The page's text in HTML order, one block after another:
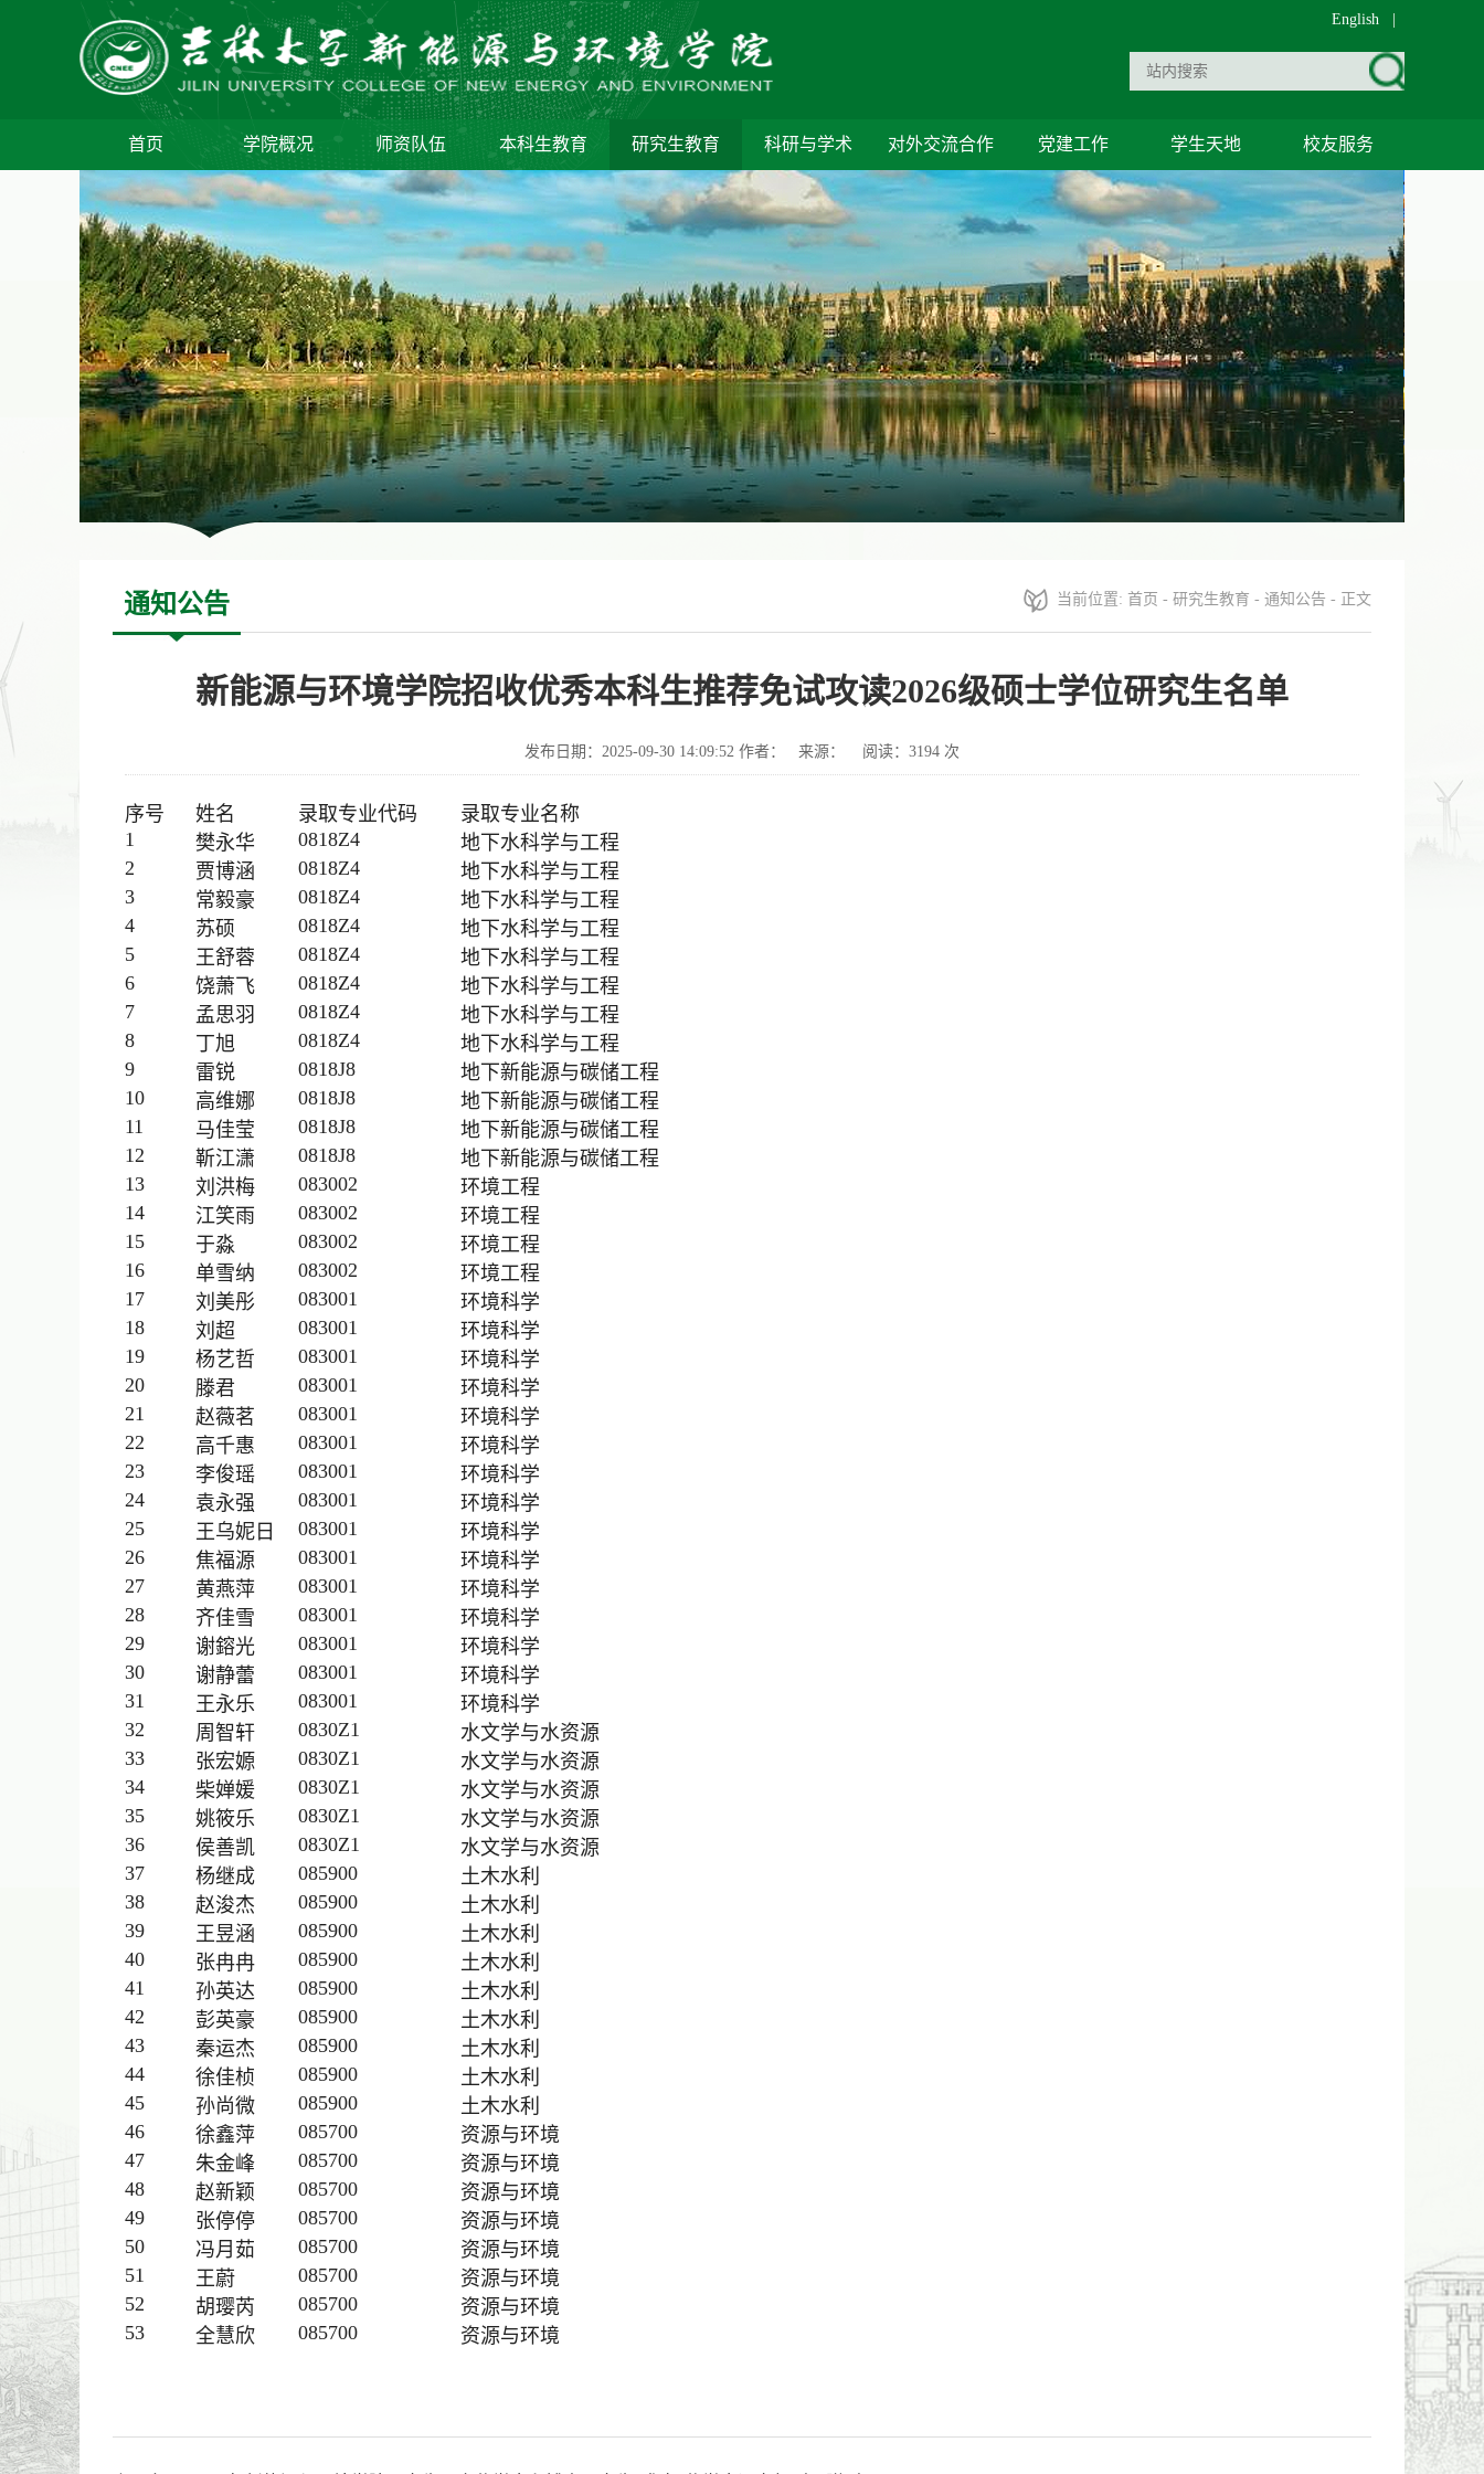
English
首页 学院概况 师资队伍 本科生教育 研究生教育 科研与学术 对外交流合作 党建工作 学生天地 校友服务
通知公告 当前位置: 首页 - 研究生教育 - 通知公告 - 正文
新能源与环境学院招收优秀本科生推荐免试攻读2026级硕士学位研究生名单
发布日期：2025-09-30 14:09:52 作者： 来源： 阅读： 3194 次
序号 姓名 录取专业代码
录取专业名称
1
樊永华 0818Z4
地下水科学与工程
2
贾博涵 0818Z4
地下水科学与工程
3
常毅豪 0818Z4
地下水科学与工程
4
苏硕 0818Z4
地下水科学与工程
5
王舒蓉 0818Z4
地下水科学与工程
6
饶萧飞 0818Z4
地下水科学与工程
7
孟思羽 0818Z4
地下水科学与工程
8
丁旭 0818Z4
地下水科学与工程
9
雷锐 0818J8
地下新能源与碳储工程
10
高维娜 0818J8
地下新能源与碳储工程
11
马佳莹 0818J8
地下新能源与碳储工程
12
靳江潇 0818J8
地下新能源与碳储工程
13
刘洪梅 083002
环境工程
14
江笑雨 083002
环境工程
15
于淼 083002
环境工程
16
单雪纳 083002
环境工程
17
刘美彤 083001
环境科学
18
刘超 083001
环境科学
19
杨艺哲 083001
环境科学
20
滕君 083001
环境科学
21
赵薇茗 083001
环境科学
22
高千惠 083001
环境科学
23
李俊瑶 083001
环境科学
24
袁永强 083001
环境科学
25
王乌妮日 083001
环境科学
26
焦福源 083001
环境科学
27
黄燕萍 083001
环境科学
28
齐佳雪 083001
环境科学
29
谢鎔光 083001
环境科学
30
谢静蕾 083001
环境科学
31
王永乐 083001
环境科学
32
周智轩 0830Z1
水文学与水资源
33
张宏嫄 0830Z1
水文学与水资源
34
柴婵媛 0830Z1
水文学与水资源
35
姚筱乐 0830Z1
水文学与水资源
36
侯善凯 0830Z1
水文学与水资源
37
杨继成 085900
土木水利
38
赵浚杰 085900
土木水利
39
王昱涵 085900
土木水利
40
张冉冉 085900
土木水利
41
孙英达 085900
土木水利
42
彭英豪 085900
土木水利
43
秦运杰 085900
土木水利
44
徐佳桢 085900
土木水利
45
孙尚微 085900
土木水利
46
徐鑫萍 085700
资源与环境
47
朱金峰 085700
资源与环境
48
赵新颖 085700
资源与环境
49
张停停 085700
资源与环境
50
冯月茹 085700
资源与环境
51
王蔚 085700
资源与环境
52
胡璎芮 085700
资源与环境
53
全慧欣 085700 资源与环境